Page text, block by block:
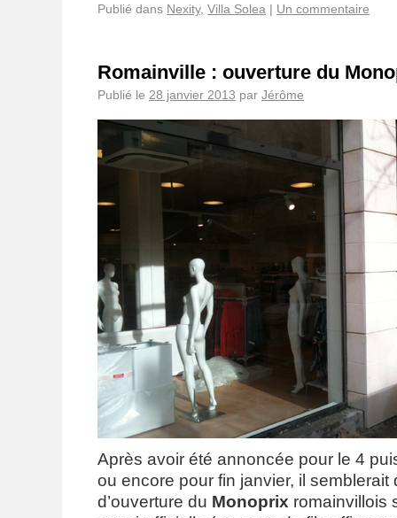
Publié dans Nexity, Villa Solea | Un commentaire
Romainville : ouverture du
Publié le 28 janvier 2013 par Jérôme
Après avoir été annoncée pour le 4
ou encore pour fin janvier, il semblerait
d’ouverture du Monoprix romainvillois